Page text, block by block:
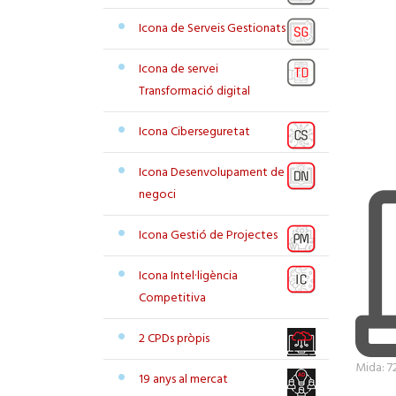
Icona de Serveis Gestionats
Icona de servei
Transformació digital
Icona Ciberseguretat
Icona Desenvolupament de
negoci
Icona Gestió de Projectes
Icona Intel·ligència
Competitiva
2 CPDs pròpis
19 anys al mercat
Feu
Mida: